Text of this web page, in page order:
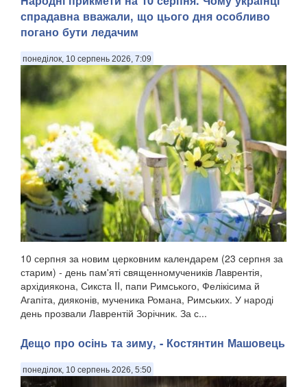
спрадавна вважали, що цього дня особливо
погано бути ледачим
понеділок, 10 серпень 2026, 7:09
10 серпня за новим церковним календарем (23 серпня за
старим) - день пам'яті священномучеників Лаврентія,
архідиякона, Сикста II, папи Римського, Фелікісима й
Агапіта, дияконів, мученика Романа, Римських. У народі
день прозвали Лаврентій Зорічник. За с...
Дещо про осінь та зиму, - Костянтин Машовець
понеділок, 10 серпень 2026, 5:50